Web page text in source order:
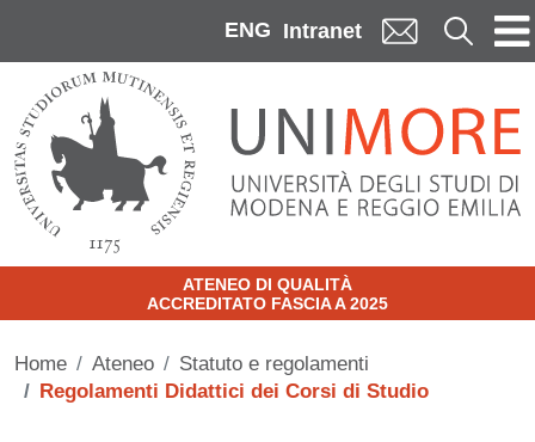
ENG Intranet Cerca
ATENEO DI QUALITÀ
ACCREDITATO FASCIA A 2025
Home Ateneo
Statuto e regolamenti
Regolamenti Didattici dei Corsi di Studio